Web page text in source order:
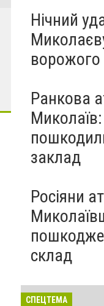
Нічний
Ранкова
заклад
Росіяни
склад
СПЕЦТЕМА